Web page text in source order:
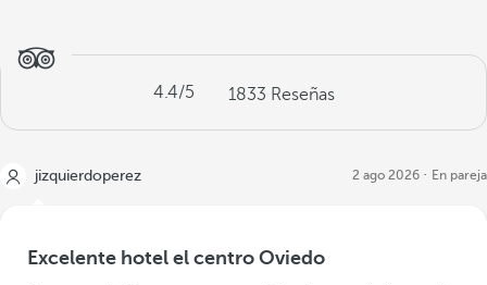
4.4/5 1833 Reseñas
jizquierdoperez 2 ago 2026 En pareja
Excelente hotel el centro Oviedo